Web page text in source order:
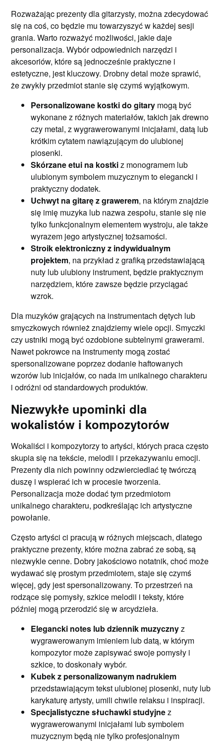
Rozważając prezenty dla gitarzysty, można zdecydować
się na coś, co będzie mu towarzyszyć w każdej sesji
grania. Warto rozważyć możliwości, jakie daje
personalizacja. Wybór odpowiednich narzędzi i
akcesoriów, które są jednocześnie praktyczne i
estetyczne, jest kluczowy. Drobny detal może sprawić,
że zwykły przedmiot stanie się czymś wyjątkowym.
Personalizowane kostki do gitary mogą być
wykonane z różnych materiałów, takich jak drewno
czy metal, z wygrawerowanymi inicjałami, datą lub
krótkim cytatem nawiązującym do ulubionej
piosenki.
Skórzane etui na kostkiz monogramem lub
ulubionym symbolem muzycznym to elegancki i
praktyczny dodatek.
Uchwyt na gitarę z grawerem, na którym znajdzie
się imię muzyka lub nazwa zespołu, stanie się nie
tylko funkcjonalnym elementem wystroju, ale także
wyrazem jego artystycznej tożsamości.
Stroik elektroniczny z indywidualnym
projektem, na przykład z grafiką przedstawiającą
nuty lub ulubiony instrument, będzie praktycznym
narzędziem, które zawsze będzie przyciągać
wzrok.
Dla muzyków grających na instrumentach dętych lub
smyczkowych również znajdziemy wiele opcji. Smyczki
czy ustniki mogą być ozdobione subtelnymi grawerami.
Nawet pokrowce na instrumenty mogą zostać
spersonalizowane poprzez dodanie haftowanych
wzorów lub inicjałów, co nada im unikalnego charakteru
i odróżni od standardowych produktów.
Niezwykłe upominki dla
wokalistów i kompozytorów
Wokaliści i kompozytorzy to artyści, których praca często
skupia się na tekście, melodii i przekazywaniu emocji.
Prezenty dla nich powinny odzwierciedlać tę twórczą
duszę i wspierać ich w procesie tworzenia.
Personalizacja może dodać tym przedmiotom
unikalnego charakteru, podkreślając ich artystyczne
powołanie.
Często artyści ci pracują w różnych miejscach, dlatego
praktyczne prezenty, które można zabrać ze sobą, są
niezwykle cenne. Dobry jakościowo notatnik, choć może
wydawać się prostym przedmiotem, staje się czymś
więcej, gdy jest spersonalizowany. To przestrzeń na
rodzące się pomysły, szkice melodii i teksty, które
później mogą przerodzić się w arcydzieła.
Elegancki notes lub dziennik muzycznyz
wygrawerowanym imieniem lub datą, w którym
kompozytor może zapisywać swoje pomysły i
szkice, to doskonały wybór.
Kubek z personalizowanym nadrukiem
przedstawiającym tekst ulubionej piosenki, nuty lub
karykaturę artysty, umili chwile relaksu i inspiracji.
Specjalistyczne słuchawki studyjnez
wygrawerowanymi inicjałami lub symbolem
muzycznym będą nie tylko profesjonalnym